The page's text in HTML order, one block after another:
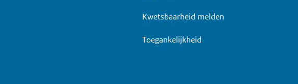
Kwetsbaarheid melden
Toegankelijkheid